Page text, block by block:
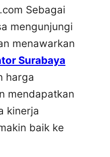
Sebagai
mengunjungi
menawarkan
Surabaya
harga
mendapatkan
kinerja
baik ke